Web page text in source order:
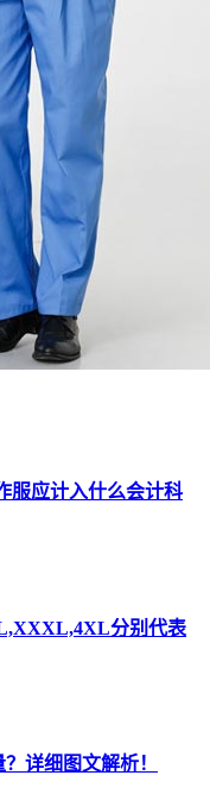
服应计入什么会计科
分别代表
详细图文解析！